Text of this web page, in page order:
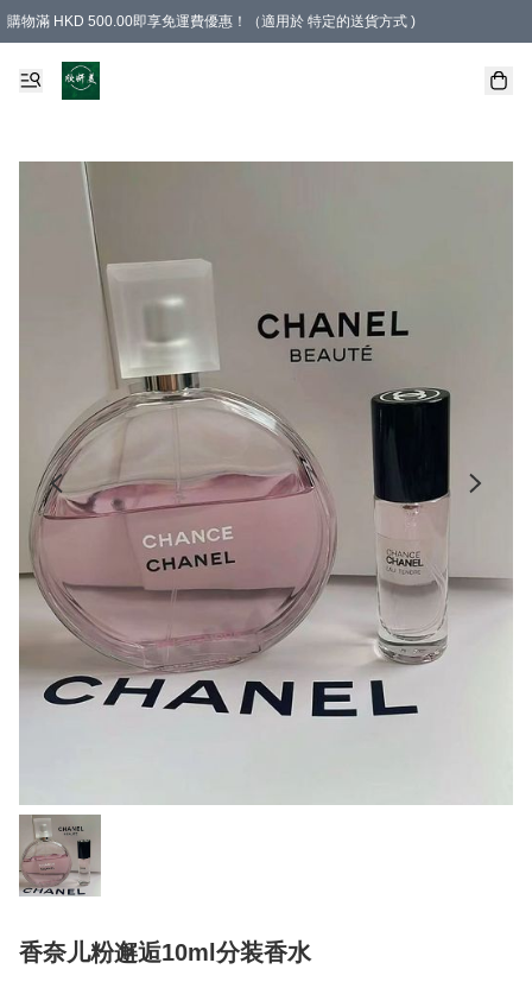
購物滿 HKD 500.00即享免運費優惠！（適用於 特定的送貨方式 )
香奈儿粉邂逅10ml分装香水